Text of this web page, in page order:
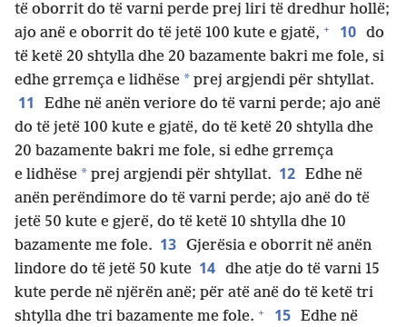
të oborrit do të varni perde prej liri të dredhur hollë;
ajo anë e oborrit do të jetë 100 kute e gjatë, + 10 do
të ketë 20 shtylla dhe 20 bazamente bakri me fole, si
edhe grremça e lidhëse * prej argjendi për shtyllat.
11
Edhe në anën veriore do të varni perde; ajo anë
do të jetë 100 kute e gjatë, do të ketë 20 shtylla dhe
20 bazamente bakri me fole, si edhe grremça
e lidhëse * prej argjendi për shtyllat. 12 Edhe në
anën perëndimore do të varni perde; ajo anë do të
jetë 50 kute e gjerë, do të ketë 10 shtylla dhe 10
bazamente me fole. 13 Gjerësia e oborrit në anën
lindore do të jetë 50 kute 14 dhe atje do të varni 15
kute perde në njërën anë; për atë anë do të ketë tri
shtylla dhe tri bazamente me fole. + 15 Edhe në